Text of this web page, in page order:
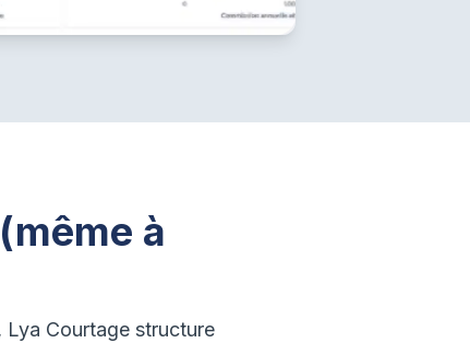
à
Courtage structure